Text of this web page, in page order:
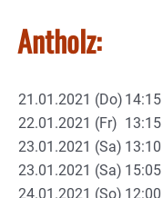
Antholz:
21.01.2021 (Do) 14:15
22.01.2021 (Fr) 13:15
23.01.2021 (Sa) 13:10
23.01.2021 (Sa) 15:05
24.01.2021 (So) 12:00